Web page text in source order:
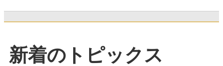
新着のトピックス